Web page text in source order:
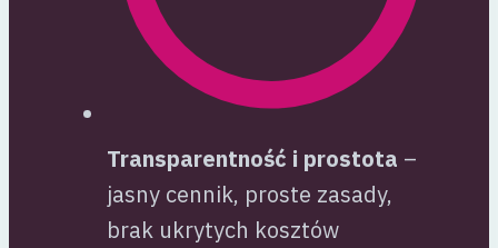
Transparentność i prostota –
jasny cennik, proste zasady,
brak ukrytych kosztów